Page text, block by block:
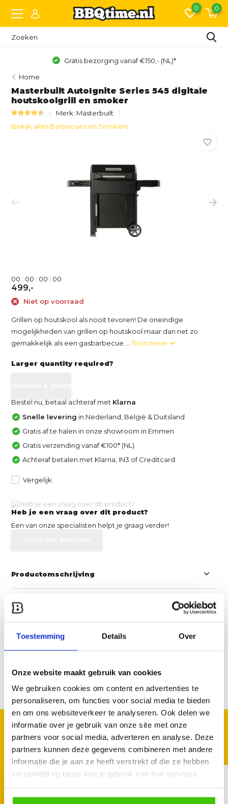
Toestemming Details Over
Onze website maakt gebruik van cookies
We gebruiken cookies om content en advertenties te
personaliseren, om functies voor social media te bieden
en om ons websiteverkeer te analyseren. Ook delen we
informatie over je gebruik van onze site met onze
partners voor social media, adverteren en analyse. Deze
partners kunnen deze gegevens combineren met andere
informatie die je aan ze heeft verstrekt of die ze hebben
verzameld op basis van je gebruik van hun services.
0 0
Gratis bezorging vanaf €150,- (NL)*
Home
Masterbuilt AutoIgnite Series 545 digitale
houtskoolgrill en smoker
Merk: Masterbuilt
Bekijk alles Barbecues en Smokers
00 : 00 : 00 : 00
499,-
Niet op voorraad
Grillen op houtskool als nooit tevoren! De oneindige
mogelijkheden van grillen op houtskool maar dan net zo
gemakkelijk als een gasbarbecue....Toon meer
Larger quantity required?
Bestel nu, betaal achteraf met Klarna
Snelle levering in Nederland, België & Duitsland
Gratis af te halen in onze showroom in Emmen
Gratis verzending vanaf €100* (NL)
Achteraf betalen met Klarna, IN3 of Creditcard
Vergelijk
Heb je een vraag over dit product?
Een van onze specialisten helpt je graag verder!
Productomschrijving
Specificaties
Product video
Delen
GOED TE COMBINEREN
Met deze accessoires